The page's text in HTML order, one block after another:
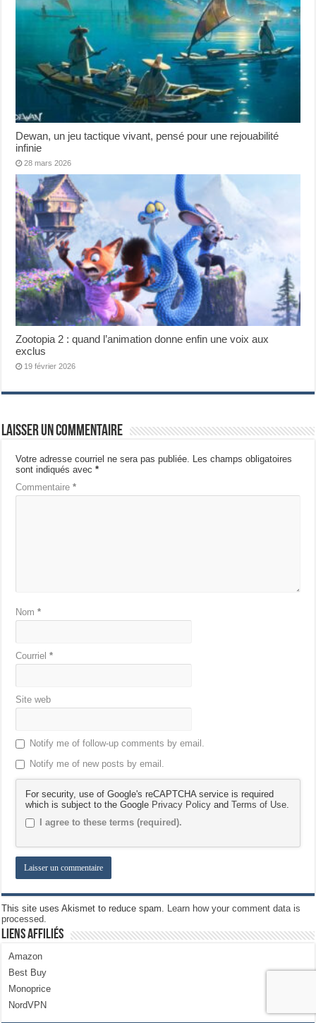
Dewan, un jeu tactique vivant, pensé pour une rejouabilité
infinie
28 mars 2026
Zootopia 2 : quand l’animation donne enfin une voix aux
exclus
19 février 2026
Laisser un commentaire
Votre adresse courriel ne sera pas publiée. Les champs obligatoires
sont indiqués avec*
Commentaire*
Nom*
Courriel*
Site web
Notify me of follow-up comments by email.
Notify me of new posts by email.
For security, use of Google's reCAPTCHA service is required
which is subject to the Google Privacy Policy andTerms of Use
I agree to these terms (required).
This site uses Akismet to reduce spam. Learn how your comment data is
processed.
Liens Affiliés
Amazon
Best Buy
Monoprice
NordVPN